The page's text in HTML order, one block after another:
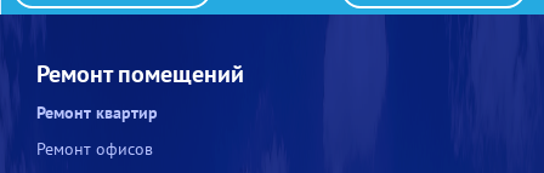
Ремонт помещений
Ремонт квартир
Ремонт офисов